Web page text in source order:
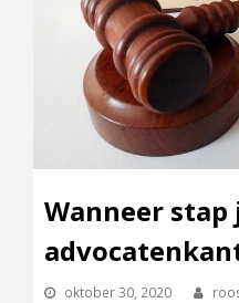
Wanneer stap
oktober 30, 2020